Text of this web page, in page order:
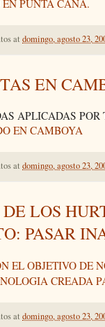
PUNTA CANA.
at domingo, agosto 23,
EN
APLICADAS
EN CAMBOYA
at domingo, agosto 23,
LOS
PASAR
EL OBJETIVO DE
CREADA
at domingo, agosto 23,